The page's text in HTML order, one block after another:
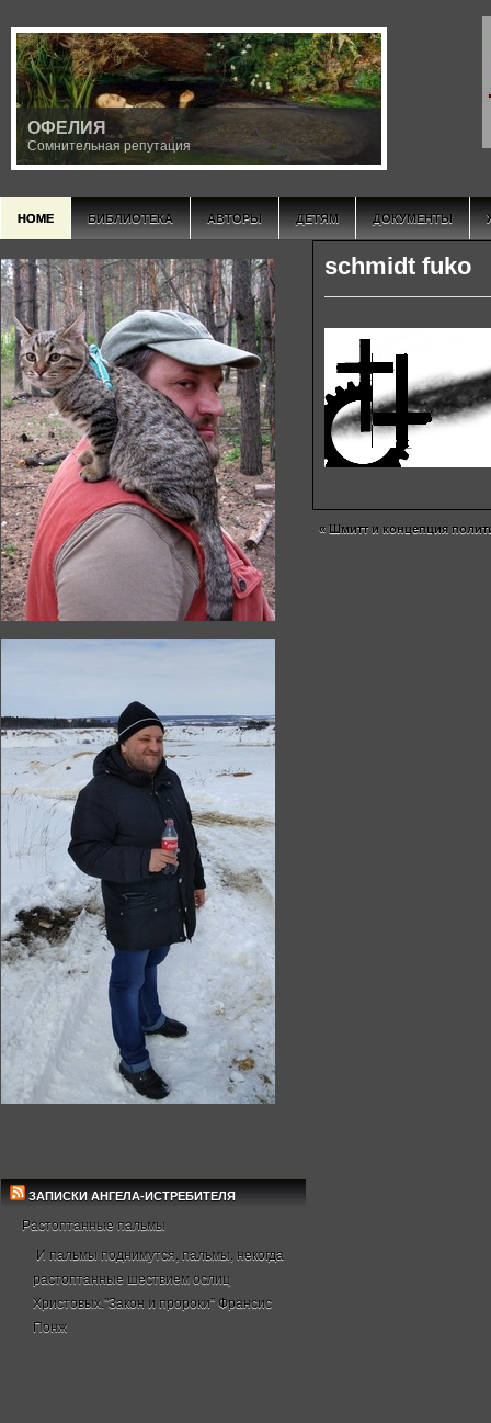
ОФЕЛИЯ
Сомнительная репутация
HOME БИБЛИОТЕКА АВТОРЫ ДЕТЯМ ДОКУМЕНТЫ
ЗАПИСКИ АНГЕЛА-ИСТРЕБИТЕЛЯ
Растоптанные пальмы
И пальмы поднимутся, пальмы, некогда
растоптанные шествием ослиц
Христовых."Закон и пророки" Франсис
Понж
schmidt fuko
« Шмитт и концепция